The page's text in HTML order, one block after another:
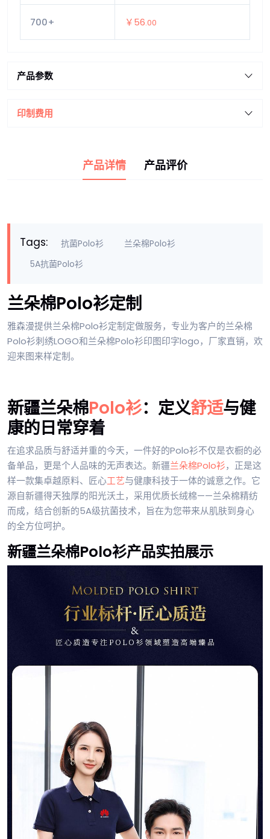
700+ ￥56.00
产品参数
印制费用
产品详情 产品评价
Tags: 抗菌Polo衫
兰朵棉Polo衫
5A抗菌Polo衫
兰朵棉Polo衫定制
雅森漫提供兰朵棉Polo衫定制定做服务，专业为客户的兰朵棉
Polo衫刺绣LOGO和兰朵棉Polo衫印图印字logo，厂家直销，欢
迎来图来样定制。
新疆兰朵棉Polo衫：定义舒适与健
康的日常穿着
在追求品质与舒适并重的今天，一件好的Polo衫不仅是衣橱的必
备单品，更是个人品味的无声表达。新疆兰朵棉Polo衫，正是这
样一款集卓越原料、匠心工艺与健康科技于一体的诚意之作。它
源自新疆得天独厚的阳光沃土，采用优质长绒棉——兰朵棉精纺
而成，结合创新的5A级抗菌技术，旨在为您带来从肌肤到身心
的全方位呵护。
新疆兰朵棉Polo衫产品实拍展示